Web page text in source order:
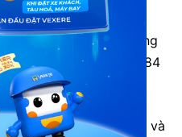
hết sớm vào những
hệ tổng đài 1900888684
để tránh hết vé.
xe cùng tuyến đường và